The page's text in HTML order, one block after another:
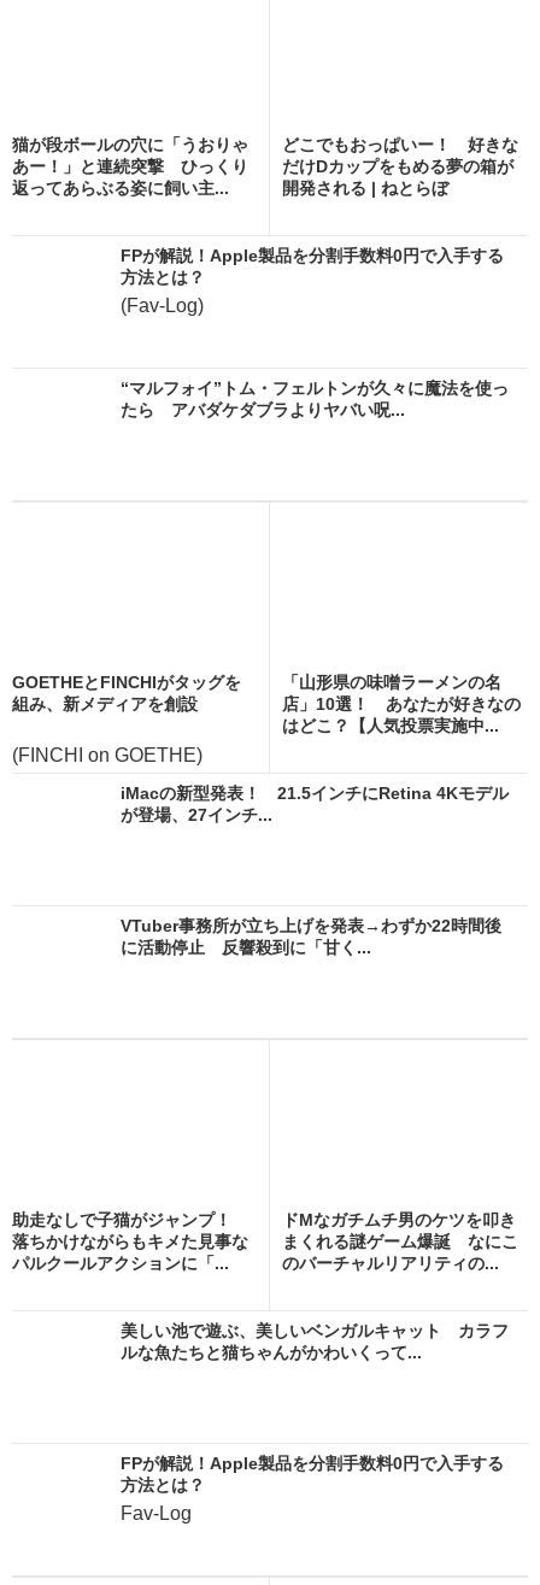
猫が段ボールの穴に「うおりゃ
あー！」と連続突撃 ひっくり
返ってあらぶる姿に飼い主...
どこでもおっぱいー！ 好きな
だけDカップをもめる夢の箱が
開発される | ねとらぼ
FPが解説！Apple製品を分割手数料0円で入手する
方法とは？
(Fav-Log)
“マルフォイ”トム・フェルトンが久々に魔法を使っ
たら アバダケダブラよりヤバい呪...
GOETHEとFINCHIがタッグを
組み、新メディアを創設
(FINCHI on GOETHE)
「山形県の味噌ラーメンの名
店」10選！ あなたが好きなの
はどこ？【人気投票実施中...
iMacの新型発表！ 21.5インチにRetina 4Kモデル
が登場、27インチ...
VTuber事務所が立ち上げを発表→わずか22時間後
に活動停止 反響殺到に「甘く...
助走なしで子猫がジャンプ！
落ちかけながらもキメた見事な
パルクールアクションに「...
ドMなガチムチ男のケツを叩き
まくれる謎ゲーム爆誕 なにこ
のバーチャルリアリティの...
美しい池で遊ぶ、美しいベンガルキャット カラフ
ルな魚たちと猫ちゃんがかわいくって...
FPが解説！Apple製品を分割手数料0円で入手する
方法とは？
Fav-Log